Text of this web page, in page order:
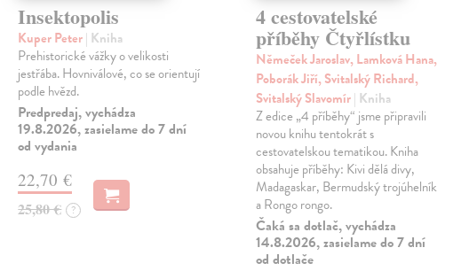
Insektopolis
Kuper Peter| Kniha
Prehistorické vážky o velikosti
jestřába. Hovniválové, co se orientují
podle hvězd.
Predpredaj, vychádza
19.8.2026, zasielame do 7 dní
od vydania
22,70 €
25,80 € ?
4 cestovatelské
příběhy Čtyřlístku
Němeček Jaroslav, Lamková Hana,
Poborák Jiří, Svitalský Richard,
Svitalský Slavomír| Kniha
Z edice „4 příběhy“ jsme připravili
novou knihu tentokrát s
cestovatelskou tematikou. Kniha
obsahuje příběhy: Kivi dělá divy,
Madagaskar, Bermudský trojúhelník
a Rongo rongo.
Čaká sa dotlač, vychádza
14.8.2026, zasielame do 7 dní
od dotlače